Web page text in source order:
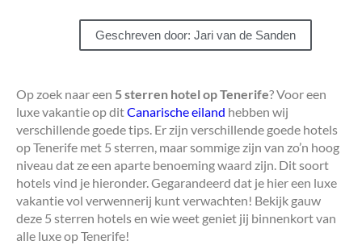
Geschreven door: Jari van de Sanden
Op zoek naar een 5 sterren hotel op Tenerife? Voor een
luxe vakantie op ditCanarische eiland hebben wij
verschillende goede tips. Er zijn verschillende goede hotels
op Tenerife met 5 sterren, maar sommige zijn van zo’n hoog
niveau dat ze een aparte benoeming waard zijn. Dit soort
hotels vind je hieronder. Gegarandeerd dat je hier een luxe
vakantie vol verwennerij kunt verwachten! Bekijk gauw
deze 5 sterren hotels en wie weet geniet jij binnenkort van
alle luxe op Tenerife!